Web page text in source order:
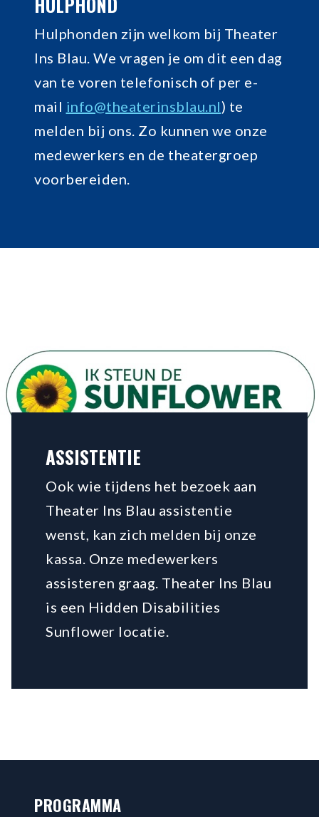
Hulphonden zijn welkom bij Theater
Ins Blau. We vragen je om dit een dag
van te voren telefonisch of per e-
mail info@theaterinsblau.nl) te
melden bij ons. Zo kunnen we onze
medewerkers en de theatergroep
voorbereiden.
ASSISTENTIE
Ook wie tijdens het bezoek aan
Theater Ins Blau assistentie
wenst, kan zich melden bij onze
kassa. Onze medewerkers
assisteren graag. Theater Ins Blau
is een Hidden Disabilities
Sunflower locatie.
PROGRAMMA